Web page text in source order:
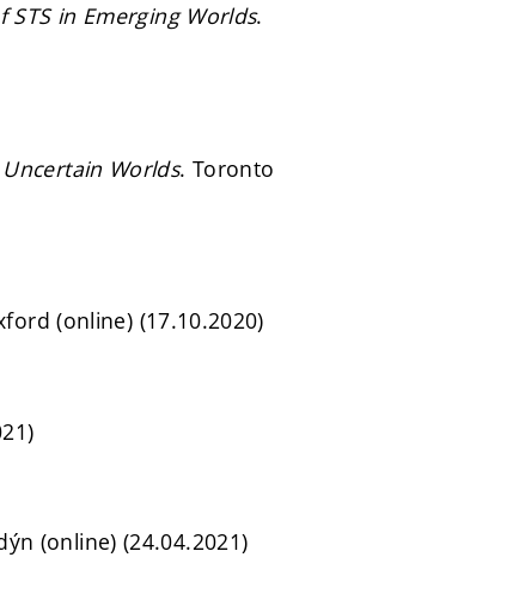
in Emerging Worlds.
Worlds. Toronto
(online) (17.10.2020)
(online) (24.04.2021)